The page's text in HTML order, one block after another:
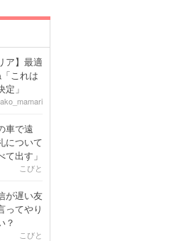
ア】最適
これは
」
車で遠
について
て出す」
こびと
が遅い友
ってやり
？
こびと